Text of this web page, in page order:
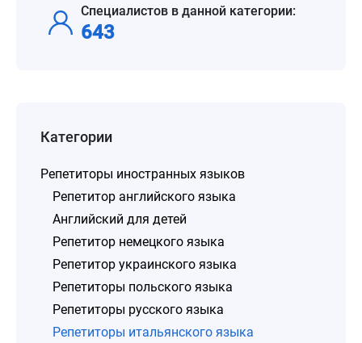
Специалистов в данной категории:
643
Категории
Репетиторы иностранных языков
Репетитор английского языка
Английский для детей
Репетитор немецкого языка
Репетитор украинского языка
Репетиторы польского языка
Репетиторы русского языка
Репетиторы итальянского языка